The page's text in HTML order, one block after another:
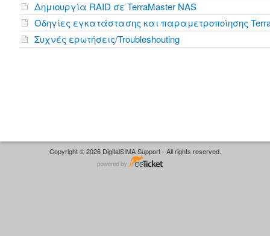
Δημιουργία RAID σε TerraMaster NAS
Οδηγίες εγκατάστασης και παραμετροποίησης
Συχνές ερωτήσεις/Troubleshouting
Copyright © 2026 DigitalSIMA Support - All rights reserved.